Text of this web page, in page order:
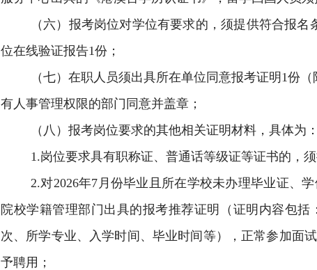
（六）报考岗位对学位有要求的，须提供符合报
位在线验证报告1份；
（七）在职人员须出具所在单位同意报考证明 1份（
有人事管理权限的部门同意并盖章；
（ 八 ）报考岗位要求的其他相关证明材料，具体为：
1.岗位要求具有职称证、 普通话等级证等证书的，
2.对2026年7 月份毕业且所在学校未办理毕业证、
院校学籍管理部门出具的报考推荐证明（证明内容包
次、所学专业、入学时间、毕业时间等），正常参加面
予聘用；